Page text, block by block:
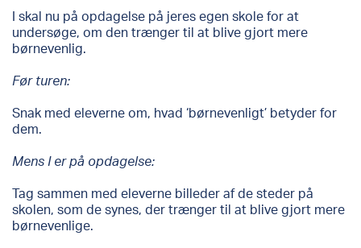
I skal nu på opdagelse på jeres egen skole for at
undersøge, om den trænger til at blive gjort mere
børnevenlig.
Før turen:
Snak med eleverne om, hvad ‘børnevenligt’ betyder for
dem.
Mens I er på opdagelse:
Tag sammen med eleverne billeder af de steder på
skolen, som de synes, der trænger til at blive gjort mere
børnevenlige.